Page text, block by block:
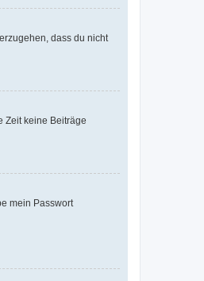
dass du nicht
Zeit keine Beiträge
mein Passwort